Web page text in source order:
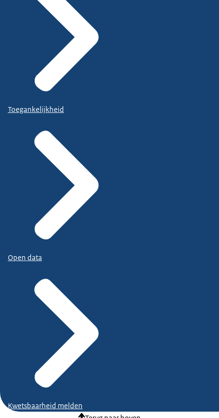
Toegankelijkheid
Open data
Kwetsbaarheid melden